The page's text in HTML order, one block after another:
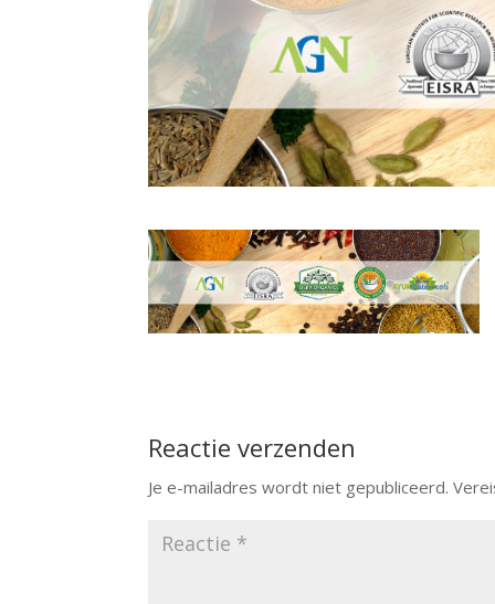
Reactie verzenden
Je e-mailadres wordt niet gepubliceerd.